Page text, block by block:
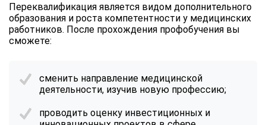
Переквалификация является видом дополнительного
образования и роста компетентности у медицинских
работников. После прохождения профобучения вы
сможете:
сменить направление медицинской
деятельности, изучив новую профессию;
проводить оценку инвестиционных и